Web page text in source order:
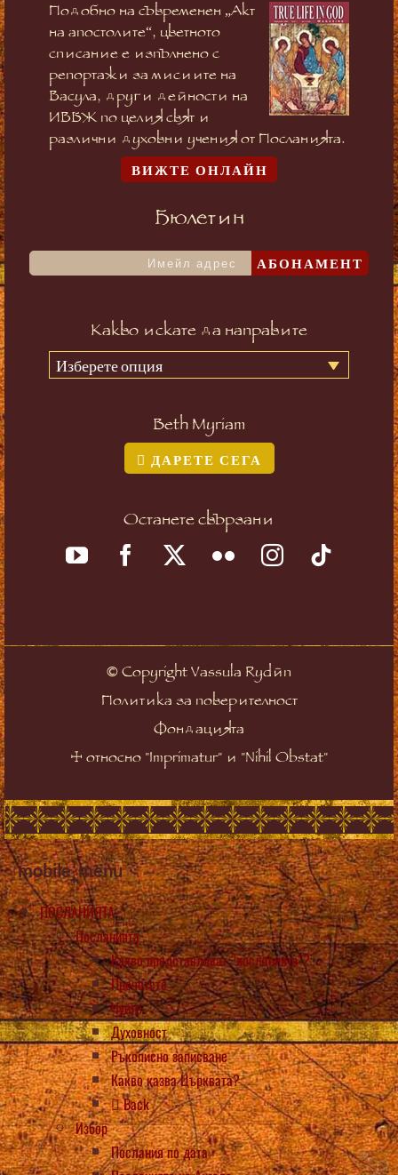
Подобно на съвременен „Акт
на апостолите“, цветното
списание е изпълнено с
репортажи за мисиите на
Васула, други дейности на
ИВБЖ по целия свят и
различни духовни учения от Посланията.
ВИЖТЕ ОНЛАЙН
Бюлетин
АБОНАМЕНТ
Какво искате да направите
Изберете опция
Beth Myriam
ДАРЕТЕ СЕГА
Останете свързани
© Copyright Vassula Rydén
Политика за поверителност
Фондацията
☩ относно "Imprimatur" и "Nihil Obstat"
mobile_menu
ПОСЛАНИЯТА
Посланията
Какво представляват “посланията”?
Прочетете
Чуйте
Духовност
Ръкописно записване
Какво казва Църквата?
Back
Избор
Послания по дата